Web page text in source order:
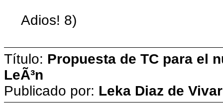
Adios! 8)
Título: Propuesta de TC para el
LeÃ³n
Publicado por: Leka Diaz de Vivar